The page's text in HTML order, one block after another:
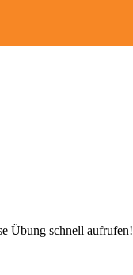
Übung schnell aufrufen!